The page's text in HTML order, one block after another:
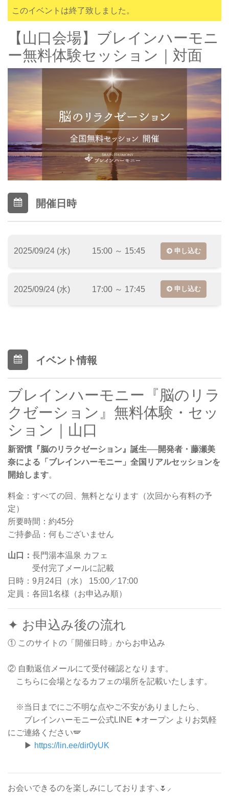
このイベントは終了致しました。
【山口会場】ブレインハーモニ
ー無料体験セッション｜対面
開催日時
2025/09/24 (水) 15:00 ～ 15:45 申し込む
2025/09/24 (水) 17:00 ～ 17:45 申し込む
イベント情報
ブレインハーモニー『脳のリラ
クゼーション』無料体験・セッ
ション｜山口
新習慣『脳のリラクゼーション』誕生──開発者・藤瀬美
奈による「ブレインハーモニー」全国リアルセッションを
開始します。
料金：すべての回、無料となります（次回から有料の予
定）
所要時間：約45分
ご持参品：何もございません
山口： 長門湯本温泉 カフェ
受付完了メールに記載
日時：9月24日（水） 15:00／17:00
定員：各回1名様（お申込み順）
✦ お申込み後の流れ
① このサイトの「開催日時」からお申込み
② 自動返信メールにて受付確認となります。
こちらに会場となるカフェの場所を記載いたします。
※当日までにご不明な点やご不安がありましたら、
ブレインハーモニー公式LINE ✦オープン よりお気軽
にご連絡ください🪽
▶︎ https://lin.ee/dir0yUK
お会いできるのを楽しみにしております⸜🌷︎⸝